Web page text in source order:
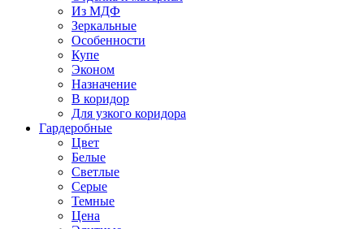
Из МДФ
Зеркальные
Особенности
Купе
Эконом
Назначение
В коридор
Для узкого коридора
Гардеробные
Цвет
Белые
Светлые
Серые
Темные
Цена